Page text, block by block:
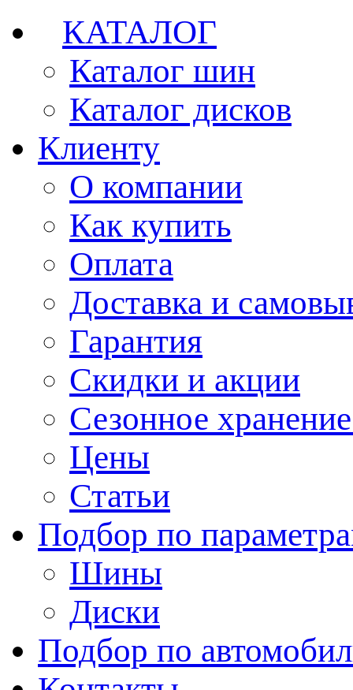
КАТАЛОГ
Каталог шин
Каталог дисков
Клиенту
О компании
Как купить
Оплата
Доставка и
Гарантия
Скидки и акции
Сезонное
Цены
Статьи
Подбор по
Шины
Диски
Подбор по